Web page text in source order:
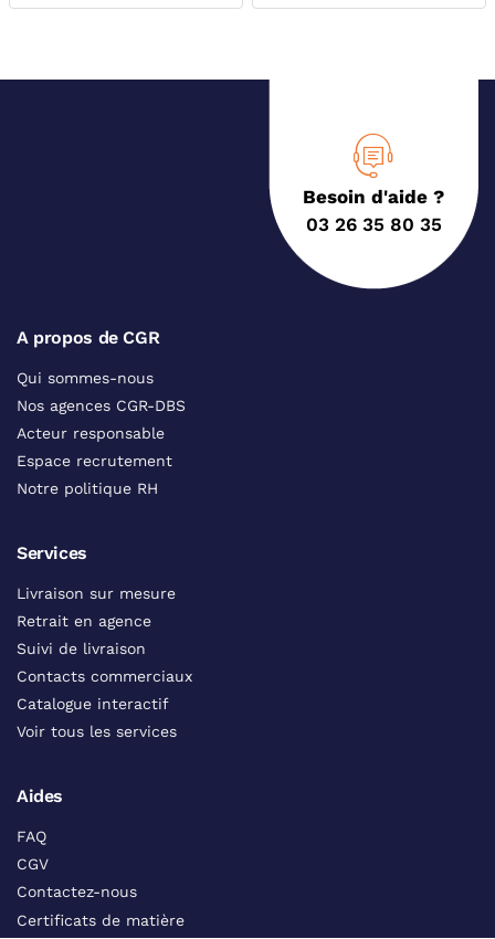
Besoin d'aide ?
03 26 35 80 35
A propos de CGR
Qui sommes-nous
Nos agences CGR-DBS
Acteur responsable
Espace recrutement
Notre politique RH
Services
Livraison sur mesure
Retrait en agence
Suivi de livraison
Contacts commerciaux
Catalogue interactif
Voir tous les services
Aides
FAQ
CGV
Contactez-nous
Certificats de matière